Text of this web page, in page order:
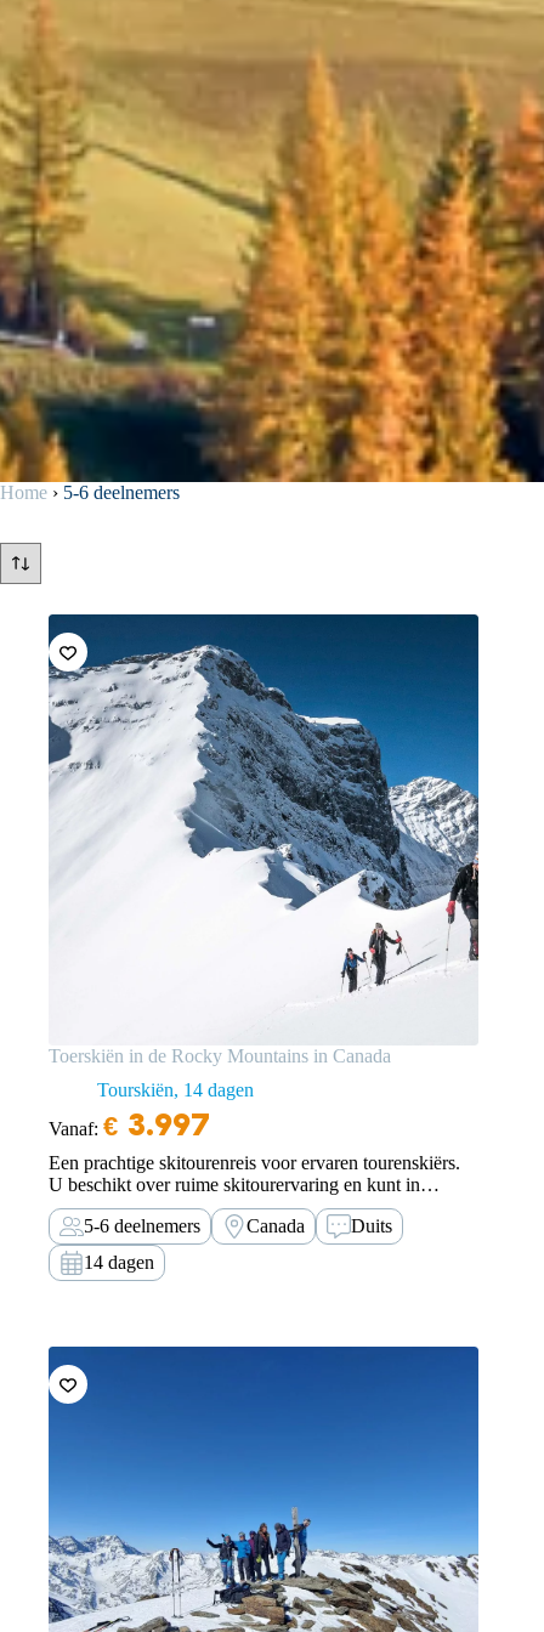
Home › 5-6 deelnemers
Toerskiën in de Rocky Mountains in Canada
Tourskiën 14 dagen
Vanaf: € 3.997
Een prachtige skitourenreis voor ervaren tourenskiërs.
U beschikt over ruime skitourervaring en kunt in
wisselend terrein en verschillende sneeuwsoorten goed
uit de voeten. U beheeerst de spitzkehren-techniek.
Hellingen tot 35º-40º zijn voor u geen enkel probleem.
Uw conditie is toereikend…
5-6 deelnemers Canada
Duits
14 dagen